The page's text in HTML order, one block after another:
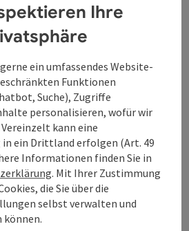
Ihre
ein umfassendes Website-
Funktionen
Suche), Zugriffe
personalisieren, wofür wir
kann eine
ein Drittland erfolgen (Art. 49
Informationen finden Sie in
. Mit Ihrer Zustimmung
die Sie über die
selbst verwalten und
können.